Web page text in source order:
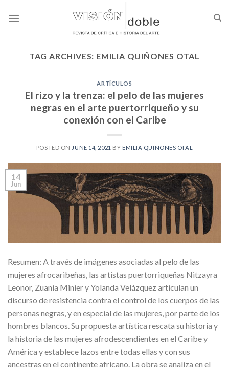
TAG ARCHIVES: EMILIA QUIÑONES OTAL
ARTÍCULOS
El rizo y la trenza: el pelo de las mujeres
negras en el arte puertorriqueño y su
conexión con el Caribe
POSTED ON JUNE 14, 2021 BY EMILIA QUIÑONES OTAL
14
Jun
Resumen: A través de imágenes asociadas al pelo de las
mujeres afrocaribeñas, las artistas puertorriqueñas Nitzayra
Leonor, Zuania Minier y Yolanda Velázquez articulan un
discurso de resistencia contra el control de los cuerpos de las
personas negras, y en especial de las mujeres, por parte de los
hombres blancos. Su propuesta artística rescata su historia y
la historia de las mujeres afrodescendientes en el Caribe y
América y establece lazos entre todas ellas y con sus
ancestras en el continente africano. La obra se analiza en el